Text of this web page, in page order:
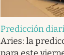
Predicción
Aries: la